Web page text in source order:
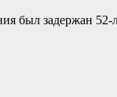
был задержан